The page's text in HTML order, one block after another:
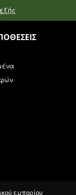
εμπορίου